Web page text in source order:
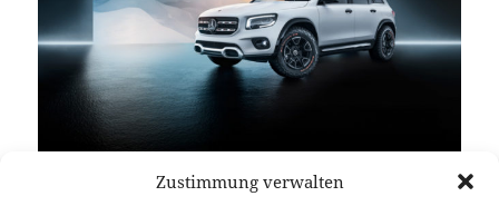
Zustimmung verwalten